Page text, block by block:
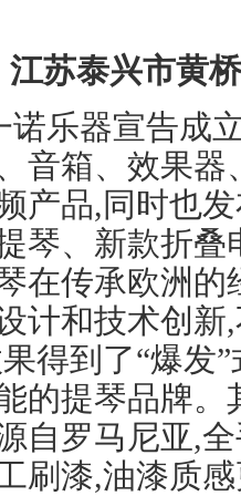
江苏泰兴市黄
诺乐器宣告成
音箱、效果
产品,同时也
琴、新款折
在传承欧洲
计和技术创
得到了“爆发
的提琴品牌
自罗马尼亚,
刷漆,油漆质